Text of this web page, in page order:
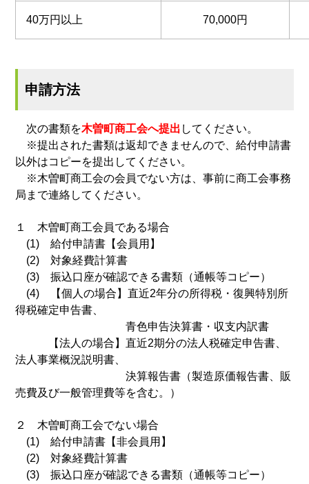
40万円以上 70,000円
申請方法
次の書類を木曽町商工会へ提出 してください。
※提出された書類は返却できませんので、給付申請書
以外はコピーを提出してください。
※木曽町商工会の会員でない方は、事前に商工会事務
局まで連絡してください。
１ 木曽町商工会員である場合
(1) 給付申請書【会員用】
(2) 対象経費計算書
(3) 振込口座が確認できる書類（通帳等コピー）
(4) 【個人の場合】直近2年分の所得税・復興特別所
得税確定申告書、
青色申告決算書・収支内訳書
【法人の場合】直近2期分の法人税確定申告書、
法人事業概況説明書、
決算報告書（製造原価報告書、販
売費及び一般管理費等を含む。）
２ 木曽町商工会でない場合
(1) 給付申請書【非会員用】
(2) 対象経費計算書
(3) 振込口座が確認できる書類（通帳等コピー）